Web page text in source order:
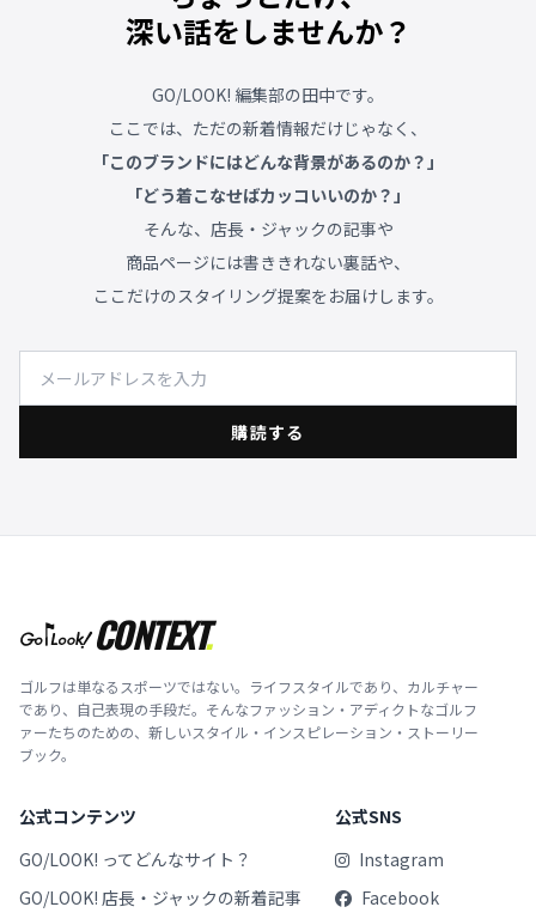
深い話をしませんか？
GO/LOOK! 編集部の田中です。
ここでは、ただの新着情報だけじゃなく、
「このブランドにはどんな背景があるのか？」
「どう着こなせばカッコいいのか？」
そんな、店長・ジャックの記事や
商品ページには書ききれない裏話や、
ここだけのスタイリング提案をお届けします。
購読する
CONTEXT.
ゴルフは単なるスポーツではない。ライフスタイルであり、カルチャー
であり、自己表現の手段だ。そんなファッション・アディクトなゴルフ
ァーたちのための、新しいスタイル・インスピレーション・ストーリー
ブック。
公式コンテンツ
GO/LOOK! ってどんなサイト？
GO/LOOK! 店長・ジャックの新着記事
公式SNS
Instagram
Facebook